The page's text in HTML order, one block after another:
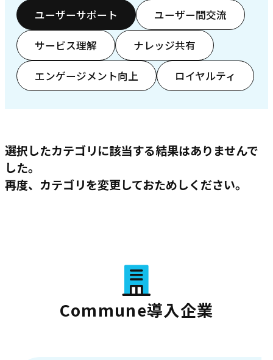
ユーザーサポート ユーザー間交流
サービス理解 ナレッジ共有
エンゲージメント向上 ロイヤルティ
選択したカテゴリに該当する結果はありませんで
した。
再度、カテゴリを変更しておためしください。
Commune導入企業